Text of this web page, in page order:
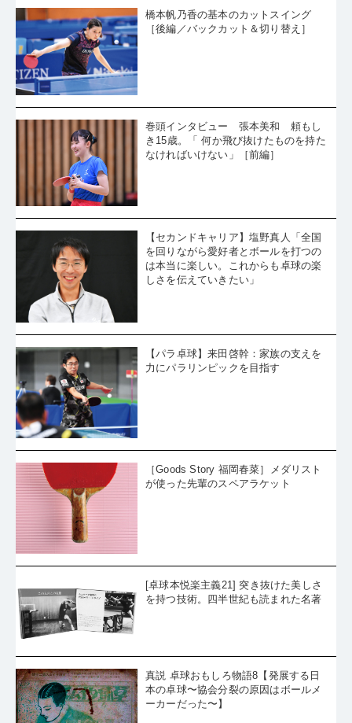
橋本帆乃香の基本のカットスイング
［後編／バックカット＆切り替え］
巻頭インタビュー 張本美和 頼もし
き15歳。「 何か飛び抜けたものを持た
なければいけない」［前編］
【セカンドキャリア】塩野真人「全国
を回りながら愛好者とボールを打つの
は本当に楽しい。これからも卓球の楽
しさを伝えていきたい」
【パラ卓球】来田啓幹：家族の支えを
力にパラリンピックを目指す
［Goods Story 福岡春菜］メダリスト
が使った先輩のスペアラケット
[卓球本悦楽主義21] 突き抜けた美しさ
を持つ技術。四半世紀も読まれた名著
真説 卓球おもしろ物語8【発展する日
本の卓球〜協会分裂の原因はボールメ
ーカーだった〜】